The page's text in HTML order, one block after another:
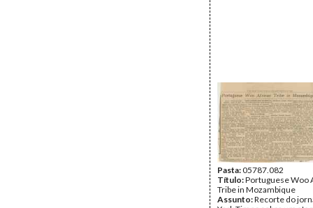
Pasta:05787.082
Título:Portuguese Woo
Tribe in Mozambique
Assunto:Recorte do